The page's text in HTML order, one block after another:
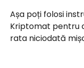
Așa poți folosi
Kriptomat pentru
rata niciodată